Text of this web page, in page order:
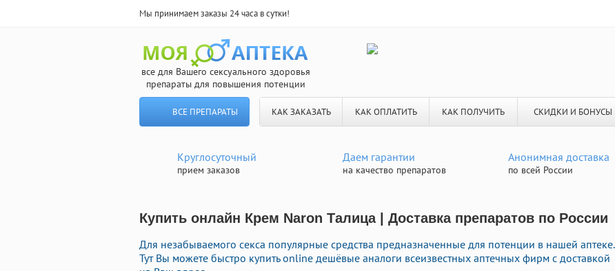
Мы принимаем заказы 24 часа в сутки!
все для Вашего сексуального здоровья
препараты для повышения потенции
ВСЕ ПРЕПАРАТЫ КАК ЗАКАЗАТЬ КАК ОПЛАТИТЬ КАК ПОЛУЧИТЬ СКИДКИ И БОНУСЫ
Круглосуточный
прием заказов
Даем гарантии
на качество препаратов
Анонимная доставка
по всей России
Купить онлайн Крем Naron Талица | Доставка препаратов по России
Для незабываемого секса популярные средства предназначенные для потенции в нашей аптеке.
Тут Вы можете быстро купить online дешёвые аналоги всеизвестных аптечных фирм с доставкой